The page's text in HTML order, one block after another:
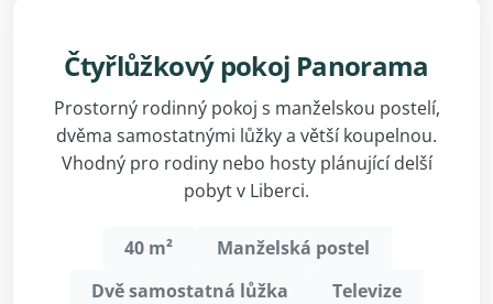
Čtyřlůžkový pokoj Panorama
Prostorný rodinný pokoj s manželskou postelí,
dvěma samostatnými lůžky a větší koupelnou.
Vhodný pro rodiny nebo hosty plánující delší
pobyt v Liberci.
40 m²
Manželská postel
Dvě samostatná lůžka
Televize